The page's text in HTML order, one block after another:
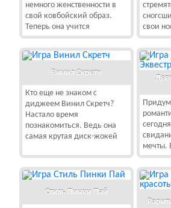
немного женственности в
свой ковбойский образ.
Теперь она учится
свои
Винил Скретч
Кто еще не знаком с
диджеем Винил Скретч?
Настало время
познакомиться. Ведь она
самая крутая диск-жокей
мечты.
Стиль Пинки Пай